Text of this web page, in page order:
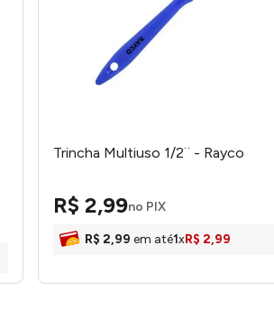
Trincha Multiuso 1/2¨ - Rayco
R$ 2,99no PIX
R$ 2,99 em até1xR$ 2,99